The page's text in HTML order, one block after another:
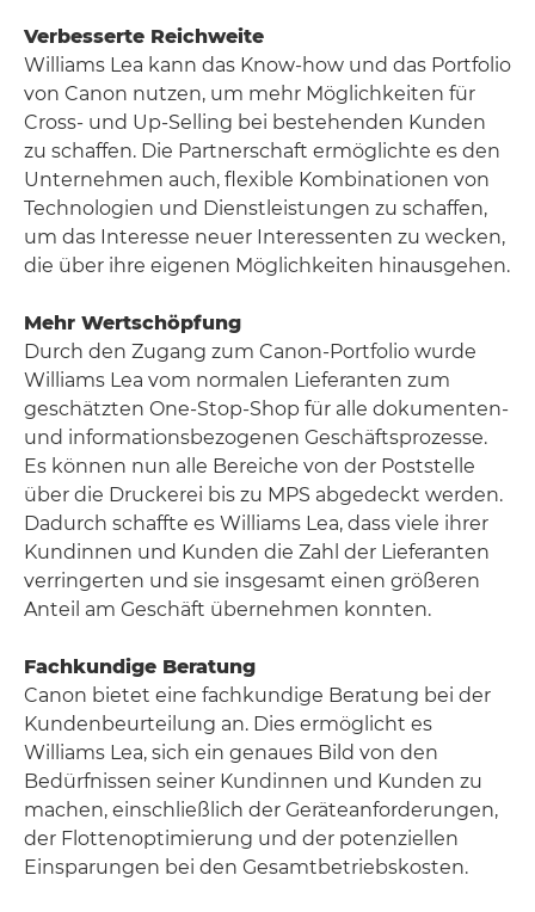
Verbesserte Reichweite
Williams Lea kann das Know-how und das Portfolio
von Canon nutzen, um mehr Möglichkeiten für
Cross- und Up-Selling bei bestehenden Kunden
zu schaffen. Die Partnerschaft ermöglichte es den
Unternehmen auch, flexible Kombinationen von
Technologien und Dienstleistungen zu schaffen,
um das Interesse neuer Interessenten zu wecken,
die über ihre eigenen Möglichkeiten hinausgehen.
Mehr Wertschöpfung
Durch den Zugang zum Canon-Portfolio wurde
Williams Lea vom normalen Lieferanten zum
geschätzten One-Stop-Shop für alle dokumenten-
und informationsbezogenen Geschäftsprozesse.
Es können nun alle Bereiche von der Poststelle
über die Druckerei bis zu MPS abgedeckt werden.
Dadurch schaffte es Williams Lea, dass viele ihrer
Kundinnen und Kunden die Zahl der Lieferanten
verringerten und sie insgesamt einen größeren
Anteil am Geschäft übernehmen konnten.
Fachkundige Beratung
Canon bietet eine fachkundige Beratung bei der
Kundenbeurteilung an. Dies ermöglicht es
Williams Lea, sich ein genaues Bild von den
Bedürfnissen seiner Kundinnen und Kunden zu
machen, einschließlich der Geräteanforderungen,
der Flottenoptimierung und der potenziellen
Einsparungen bei den Gesamtbetriebskosten.